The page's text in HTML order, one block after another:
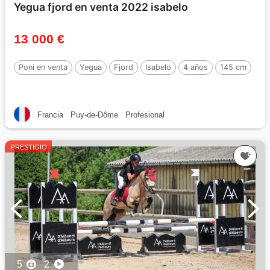
Yegua fjord en venta 2022 isabelo
13 000 €
Poni en venta Yegua Fjord Isabelo 4 años 145 cm
Francia Puy-de-Dôme Profesional
PRESTIGIO
5 2